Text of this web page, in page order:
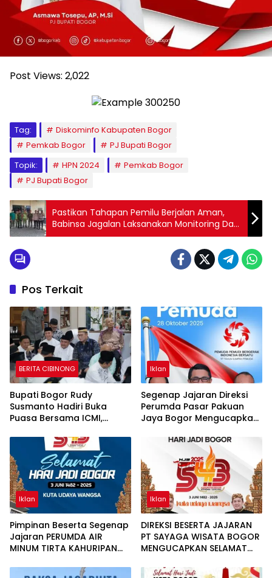
Post Views: 2,022
Tag:
Diskominfo Kabupaten Bogor
Pemkab Bogor
PJ Bupati Bogor
Topik:
HPN 2024
Pemkab Bogor
PJ Bupati Bogor
Pastikan Tahapan Pemilu Berjalan Aman,
Babinsa Jagalan Laksanakan Monitoring Dan
Pengamanan Kantor PPK*
Pos Terkait
BERITA CIBINONG
Bupati Bogor Rudy
Susmanto Hadiri Buka
Puasa Bersama ICMI,
Kebersamaan
Iklan
Segenap Jajaran Direksi
Perumda Pasar Pakuan
Jaya Bogor Mengucapkan
Pemuda
Iklan
Pimpinan Beserta Segenap
Jajaran PERUMDA AIR
MINUM TIRTA KAHURIPAN
Hari Jadi Bogor Ke-543
Iklan
DIREKSI BESERTA JAJARAN
PT SAYAGA WISATA BOGOR
MENGUCAPKAN SELAMAT